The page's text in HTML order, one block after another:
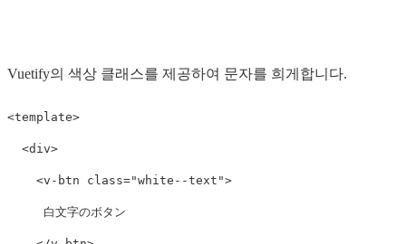
Vuetify의 색상 클래스를 제공하여 문자를 희게합니다.
<template>
<div>
<v-btn class="white--text">
     白文字のボタン